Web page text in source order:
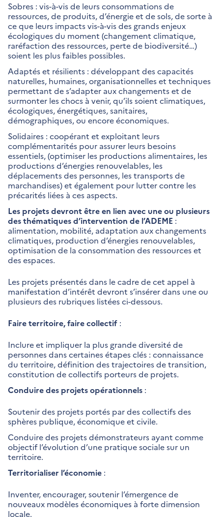
Sobres : vis-à-vis de leurs consommations de
ressources, de produits, d’énergie et de sols, de sorte à
ce que leurs impacts vis-à-vis des grands enjeux
écologiques du moment (changement climatique,
raréfaction des ressources, perte de biodiversité…)
soient les plus faibles possibles.
Adaptés et résilients : développant des capacités
naturelles, humaines, organisationnelles et techniques
permettant de s’adapter aux changements et de
surmonter les chocs à venir, qu’ils soient climatiques,
écologiques, énergétiques, sanitaires,
démographiques, ou encore économiques.
Solidaires : coopérant et exploitant leurs
complémentarités pour assurer leurs besoins
essentiels, (optimiser les productions alimentaires, les
productions d’énergies renouvelables, les
déplacements des personnes, les transports de
marchandises) et également pour lutter contre les
précarités liées à ces aspects.
Les projets devront être en lien avec une ou plusieurs
des thématiques d’intervention de l’ADEME :
alimentation, mobilité, adaptation aux changements
climatiques, production d’énergies renouvelables,
optimisation de la consommation des ressources et
des espaces.
Les projets présentés dans le cadre de cet appel à
manifestation d’intérêt devront s’insérer dans une ou
plusieurs des rubriques listées ci-dessous.
Faire territoire, faire collectif :
Inclure et impliquer la plus grande diversité de
personnes dans certaines étapes clés : connaissance
du territoire, définition des trajectoires de transition,
constitution de collectifs porteurs de projets.
Conduire des projets opérationnels :
Soutenir des projets portés par des collectifs des
sphères publique, économique et civile.
Conduire des projets démonstrateurs ayant comme
objectif l’évolution d’une pratique sociale sur un
territoire.
Territorialiser l’économie :
Inventer, encourager, soutenir l’émergence de
nouveaux modèles économiques à forte dimension
locale.